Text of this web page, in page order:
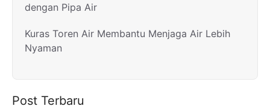
dengan Pipa Air
Kuras Toren Air Membantu Menjaga Air Lebih
Nyaman
Post Terbaru